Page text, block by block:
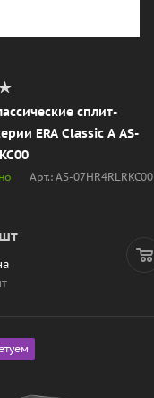
сплит-
ERA Classic A AS-
Арт.: AS-07HR4RLRKC00